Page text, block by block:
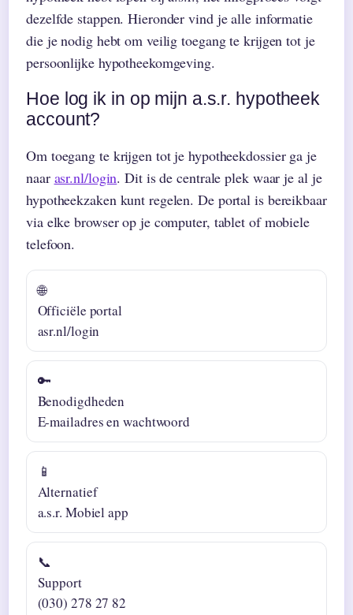
dezelfde stappen. Hieronder vind je alle informatie
die je nodig hebt om veilig toegang te krijgen tot je
persoonlijke hypotheekomgeving.
Hoe log ik in op mijn a.s.r. hypotheek
account?
Om toegang te krijgen tot je hypotheekdossier ga je
naar asr.nl/login. Dit is de centrale plek waar je al je
hypotheekzaken kunt regelen. De portal is bereikbaar
via elke browser op je computer, tablet of mobiele
telefoon.
🌐
Officiële portal
asr.nl/login
🔑
Benodigdheden
E-mailadres en wachtwoord
📱
Alternatief
a.s.r. Mobiel app
📞
Support
(030) 278 27 82